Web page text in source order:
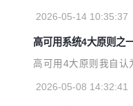
2026-05-14 10:35:37
高可用系统4大原则之
高可用4大原则我自认
2026-05-08 14:32:41